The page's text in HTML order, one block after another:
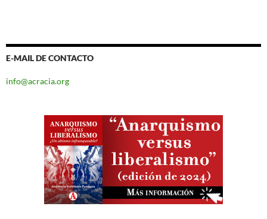
E-MAIL DE CONTACTO
info@acracia.org